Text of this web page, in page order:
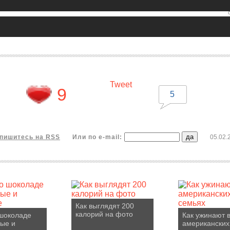
9
Tweet
5
на RSS Или по e-mail:
и
Как выглядят 200
калорий на фото
Как ужинают в